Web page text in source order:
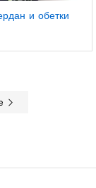
и обетки